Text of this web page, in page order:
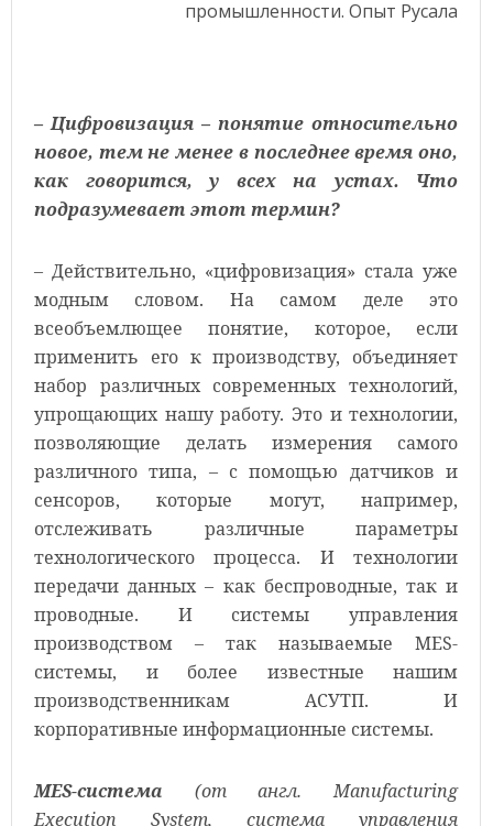
– Цифровизация – понятие относительно
новое, тем не менее в последнее время оно,
как говорится, у всех на устах. Что
подразумевает этот термин?
– Действительно, «цифровизация» стала уже
модным словом. На самом деле это
всеобъемлющее понятие, которое, если
применить его к производству, объединяет
набор различных современных технологий,
упрощающих нашу работу. Это и технологии,
позволяющие делать измерения самого
различного типа, – с помощью датчиков и
сенсоров, которые могут, например,
отслеживать различные параметры
технологического процесса. И технологии
передачи данных – как беспроводные, так и
проводные. И системы управления
производством – так называемые MES-
системы, и более известные нашим
производственникам АСУТП. И
корпоративные информационные системы.
MES-система (от англ. Manufacturing
Execution System, система управления